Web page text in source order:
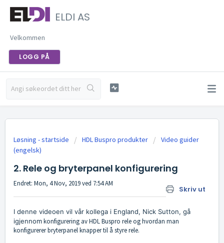
ELDI AS
Velkommen
LOGG PÅ
Løsning - startside HDL Buspro produkter
Video guider
(engelsk)
2. Rele og bryterpanel konfigurering
Skriv ut
Endret: Mon, 4 Nov, 2019 ved 7:54 AM
I denne videoen vil vår kollega i England, Nick Sutton, gå
igjennomkonfigurering av HDL Buspro rele og hvordan man
konfigurerer bryterpanel knapper til å styre rele.